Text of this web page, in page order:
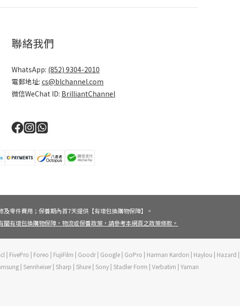
聯絡我們
WhatsApp: (852) 9304-2010
電郵地址: cs@blchannel.com
微信WeChat ID: BrilliantChannel
零件費用；保養期內首7天提供【有壞包換購物保障】。
有壞包換購物保障，物流或保養政策，請參考本網頁之政策條款。
| FivePro | Foreo | FujiFilm | Goodr | Google | GoPro | Harman Kardon | Haylou | Hazard |
| Sennheiser | Sharp | Shure | Sony | Stadler Form | Verbatim | Yaman